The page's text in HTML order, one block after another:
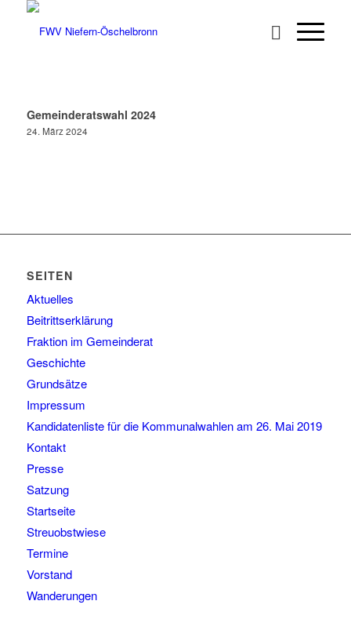
Gemeinderatswahl 2024
24. März 2024
SEITEN
Aktuelles
Beitrittserklärung
Fraktion im Gemeinderat
Geschichte
Grundsätze
Impressum
Kandidatenliste für die Kommunalwahlen am 26. Mai 2019
Kontakt
Presse
Satzung
Startseite
Streuobstwiese
Termine
Vorstand
Wanderungen